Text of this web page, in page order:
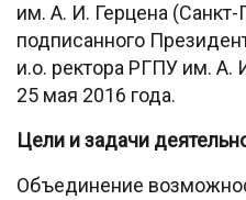
им. А. И. Герцена (Санкт-
подписанного
и.о. ректора РГПУ им. А.
25 мая 2016 года.
Цели и задачи
Объединение